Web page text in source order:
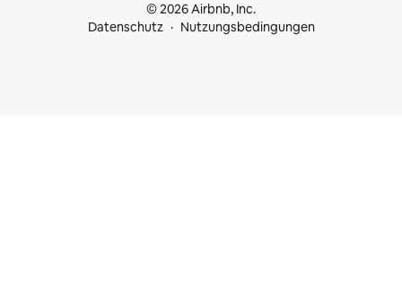
© 2026 Airbnb, Inc.
Datenschutz
Nutzungsbedingungen